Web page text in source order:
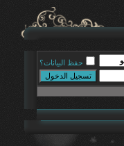
حفظ البيانات؟